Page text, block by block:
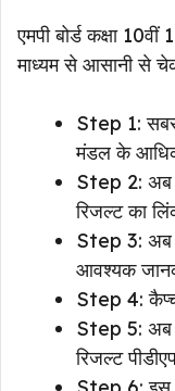
एमपी बोर्ड कक्षा
माध्यम से आसानी से
Step 1: सबसे
मंडल के
Step 2: अब
रिजल्ट का
Step 3: अब
आवश्यक
Step 4:
Step 5: अब
रिजल्ट